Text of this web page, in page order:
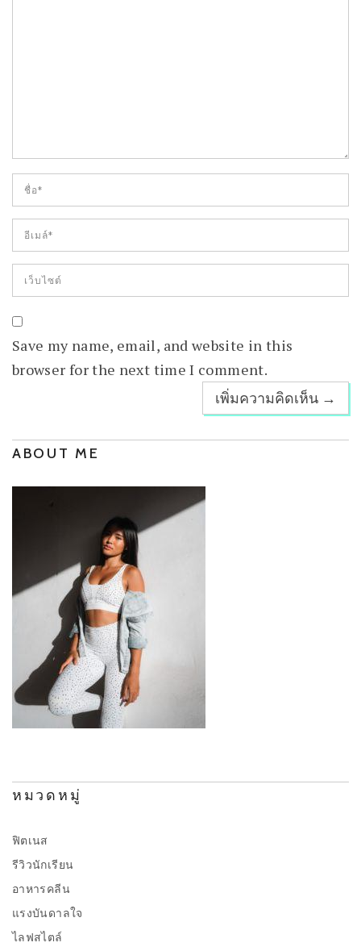
Save my name, email, and website in this
browser for the next time I comment.
ABOUT ME
หมวดหมู่
ฟิตเนส
รีวิวนักเรียน
อาหารคลีน
แรงบันดาลใจ
ไลฟสไตล์